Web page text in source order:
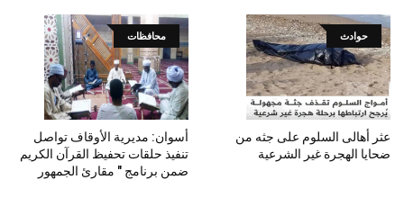
حوادث
عثر أهالى السلوم على جثه من
ضحايا الهجرة غير الشرعية
محافظات
أسوان: مديرية الأوقاف تواصل
تنفيذ حلقات تحفيظ القرآن الكريم
ضمن برنامج " مقارئ الجمهور